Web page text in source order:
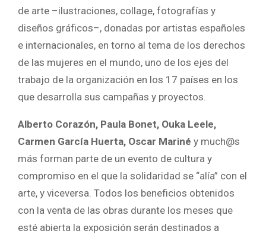
de arte –ilustraciones, collage, fotografías y
diseños gráficos­–, donadas por artistas españoles
e internacionales, en torno al tema de los derechos
de las mujeres en el mundo, uno de los ejes del
trabajo de la organización en los 17 países en los
que desarrolla sus campañas y proyectos.
Alberto Corazón, Paula Bonet, Ouka Leele,
Carmen García Huerta, Oscar Mariné y much@s
más forman parte de un evento de cultura y
compromiso en el que la solidaridad se “alía” con el
arte, y viceversa. Todos los beneficios obtenidos
con la venta de las obras durante los meses que
esté abierta la exposición serán destinados a